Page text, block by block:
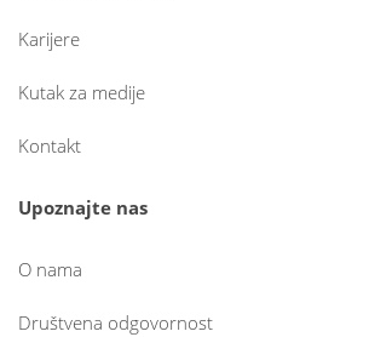
Karijere
Kutak za medije
Kontakt
Upoznajte nas
O nama
Društvena odgovornost